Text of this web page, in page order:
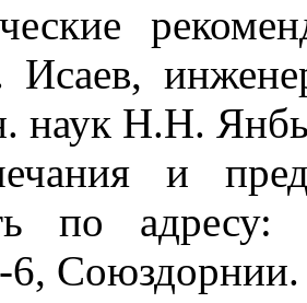
Исаев,
наук Н.Н.
и
по
6, Союздорнии.